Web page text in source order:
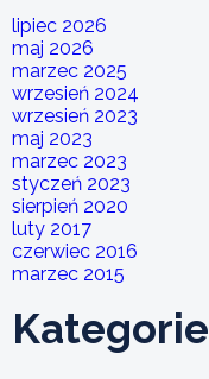
lipiec 2026
maj 2026
marzec 2025
wrzesień 2024
wrzesień 2023
maj 2023
marzec 2023
styczeń 2023
sierpień 2020
luty 2017
czerwiec 2016
marzec 2015
Kategorie